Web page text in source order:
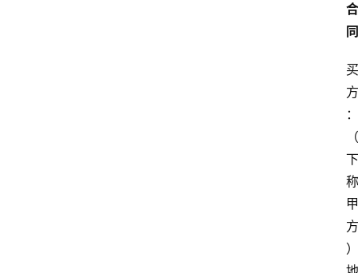
合
同
买
方
：
（
下
称
甲
方
）